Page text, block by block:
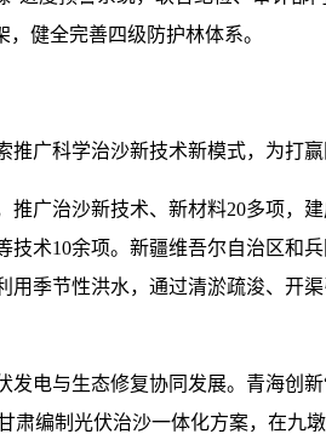
健全完善四级防护林体系。
广科学治沙新技术新模式，为打
广治沙新技术、新材料20多项，
术10余项。新疆维吾尔自治区和
季节性洪水，通过清淤疏浚、开
电与生态修复协同发展。青海创
肃编制光伏治沙一体化方案，在